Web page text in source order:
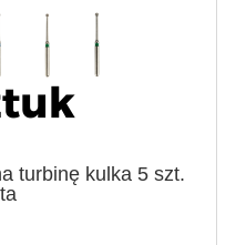
turbinę kulka 5 szt.